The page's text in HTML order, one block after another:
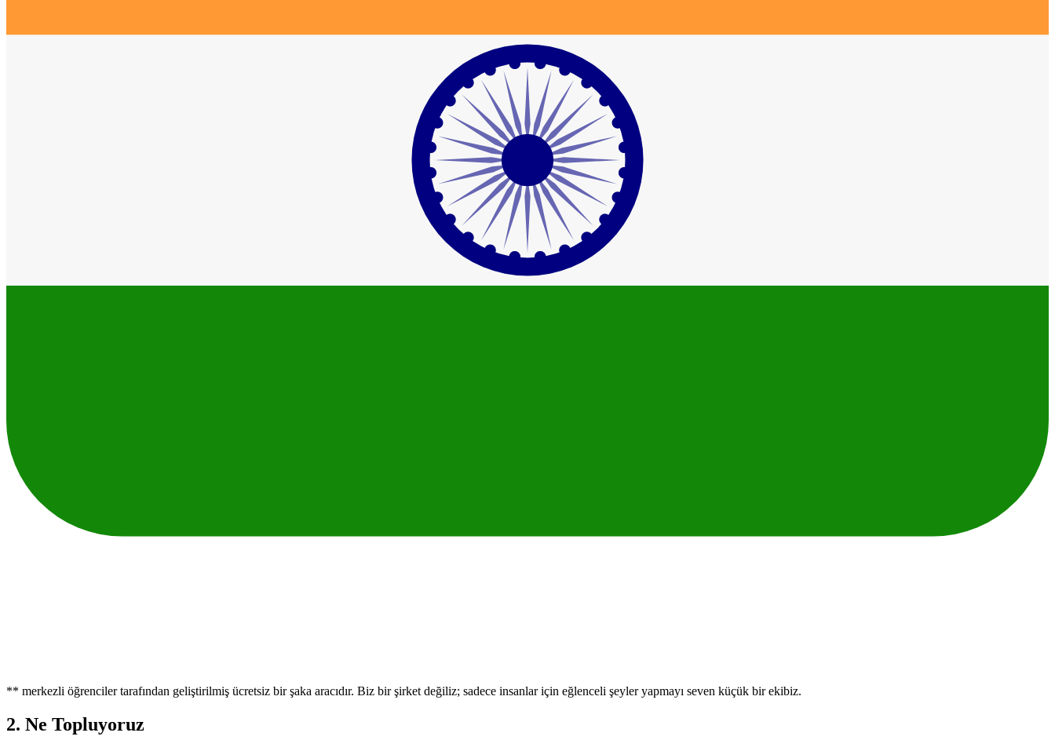
** merkezli öğrenciler tarafından geliştirilmiş ücretsiz bir şaka aracıdır. Biz bir şirket değiliz; sadece insanlar için eğlenceli şeyler yapmayı seven küçük bir ekibiz.
2. Ne Topluyoruz